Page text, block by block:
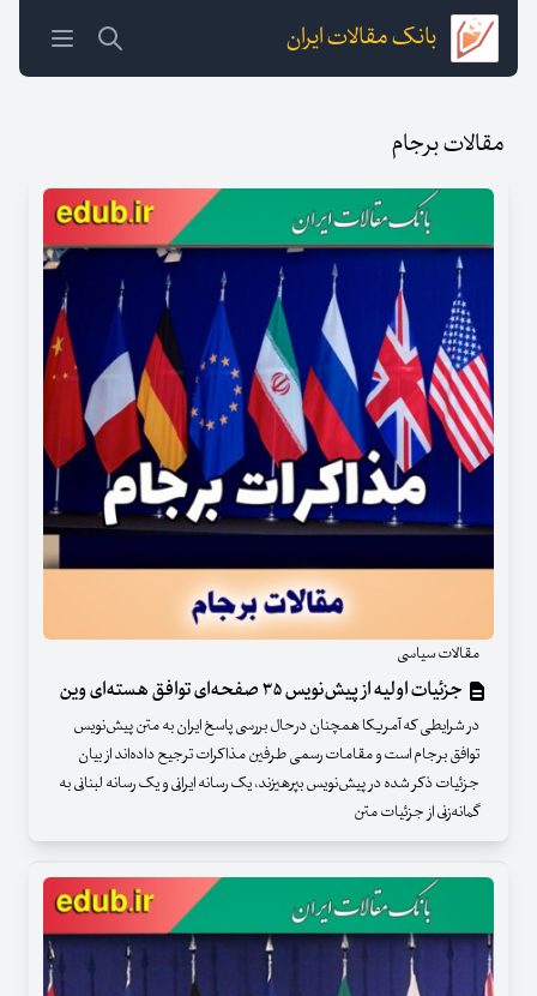
بانک مقالات ایران
مقالات برجام
مقالات سیاسی
جزئیات اولیه از پیش‏‏‌نویس ۳۵ صفحه‌ای توافق هسته‌ای وین
در شرایطی که آمریکا همچنان درحال بررسی پاسخ ایران به متن پیش‌نویس
توافق برجام است و مقامات رسمی طرفین مذاکرات ترجیح داده‌اند از بیان
جزئیات ذکر شده در پیش‌نویس بپرهیزند، یک رسانه ایرانی و یک رسانه لبنانی به
گمانه‌زنی از جزئیات متن